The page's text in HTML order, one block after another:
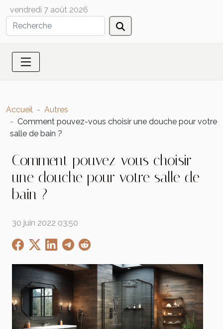
vendredi 7 août 2026
Accueil
Autres
Comment pouvez-vous choisir une douche pour votre
salle de bain ?
Comment pouvez-vous choisir
une douche pour votre salle de
bain ?
30 juin 2022 03:50